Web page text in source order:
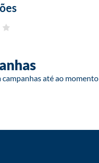
campanhas até ao momento